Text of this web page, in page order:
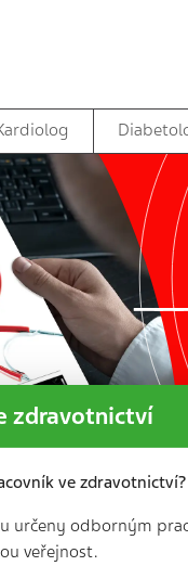
zdravotnictví
ve zdravotnictví?
určeny odborným
veřejnost.